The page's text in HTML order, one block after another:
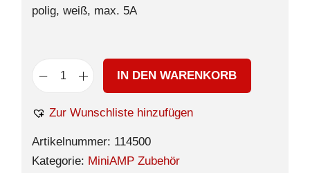
polig, weiß, max. 5A
IN DEN WARENKORB
Zur Wunschliste hinzufügen
Artikelnummer: 114500
Kategorie: MiniAMP Zubehör